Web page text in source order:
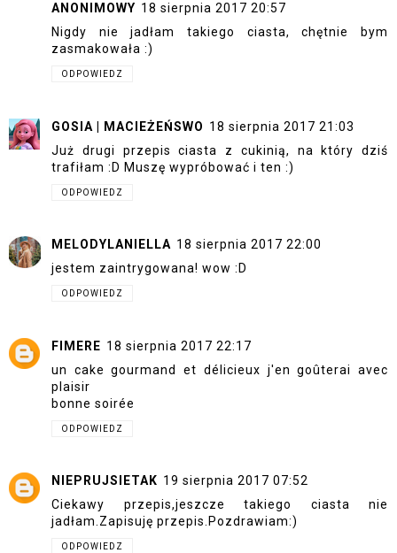
ANONIMOWY 18 sierpnia 2017 20:57
Nigdy nie jadłam takiego ciasta, chętnie bym
zasmakowała :)
ODPOWIEDZ
GOSIA | MACIEŻEŃSWO 18 sierpnia 2017 21:03
Już drugi przepis ciasta z cukinią, na który dziś
trafiłam :D Muszę wypróbować i ten :)
ODPOWIEDZ
MELODYLANIELLA 18 sierpnia 2017 22:00
jestem zaintrygowana! wow :D
ODPOWIEDZ
FIMERE 18 sierpnia 2017 22:17
un cake gourmand et délicieux j'en goûterai avec
plaisir
bonne soirée
ODPOWIEDZ
NIEPRUJSIETAK 19 sierpnia 2017 07:52
Ciekawy przepis,jeszcze takiego ciasta nie
jadłam.Zapisuję przepis.Pozdrawiam:)
ODPOWIEDZ